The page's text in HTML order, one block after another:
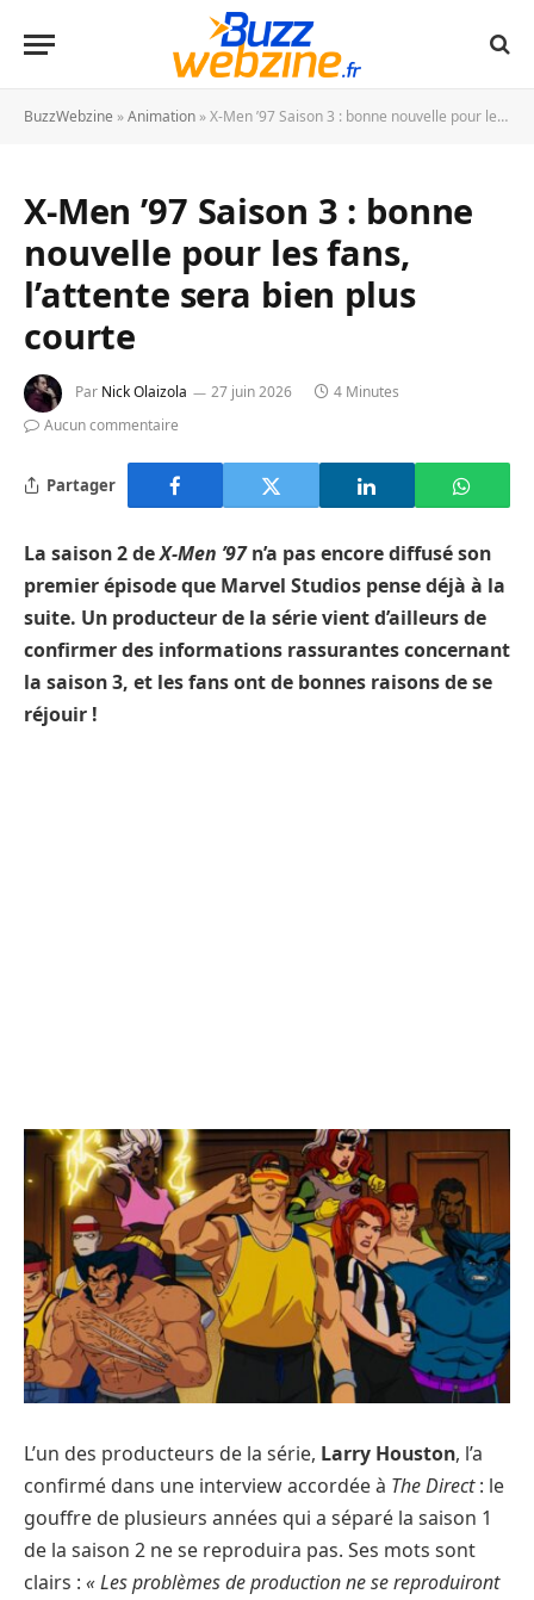
BuzzWebzine »Animation »X-Men ’97 Saison 3 : bonne nouvelle pour les fans, l’attente sera bien plus courte
X-Men ’97 Saison 3 : bonne
nouvelle pour les fans,
l’attente sera bien plus
courte
Par Nick Olaizola 27 juin 2026
4 Minutes
Aucun commentaire
Partager
La saison 2 deX-Men ’97n’a pas encore diffusé son
premier épisode que Marvel Studios pense déjà à la
suite. Un producteur de la série vient d’ailleurs de
confirmer des informations rassurantes concernant
la saison 3, et les fans ont de bonnes raisons de se
réjouir !
L’un des producteurs de la série, Larry Houston, l’a
confirmé dans une interview accordée à The Direct: le
gouffre de plusieurs années qui a séparé la saison 1
de la saison 2 ne se reproduira pas. Ses mots sont
clairs : « Les problèmes de production ne se reproduiront